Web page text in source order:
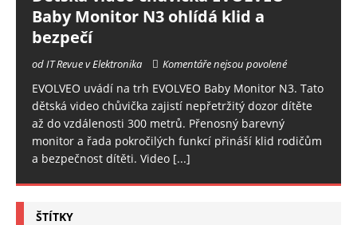
Baby Monitor N3 ohlídá klid a
bezpečí
od IT Revue v Elektronika Komentáře nejsou povolené
EVOLVEO uvádí na trh EVOLVEO Baby Monitor N3. Tato
dětská video chůvička zajistí nepřetržitý dozor dítěte
až do vzdálenosti 300 metrů. Přenosný barevný
monitor a řada pokročilých funkcí přináší klid rodičům
a bezpečnost dítěti. Video [...]
ŠTÍTKY